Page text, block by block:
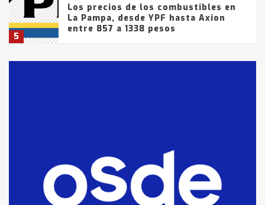
5
Los precios de los combustibles en
La Pampa, desde YPF hasta Axion
entre 857 a 1338 pesos
fueron detenidos por
comercialización de drogas en la
tarde del sábado